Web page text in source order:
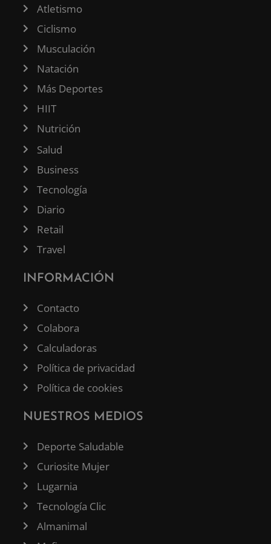
Atletismo
Ciclismo
Musculación
Natación
Más Deportes
HIIT
Nutrición
Salud
Business
Tecnología
Diario
Retail
Travel
INFORMACIÓN
Contacto
Colabora
Calculadoras
Política de privacidad
Política de cookies
NUESTROS MEDIOS
Deporte Saludable
Curiosite Mujer
Lugarnia
Tecnología Clic
Almanimal